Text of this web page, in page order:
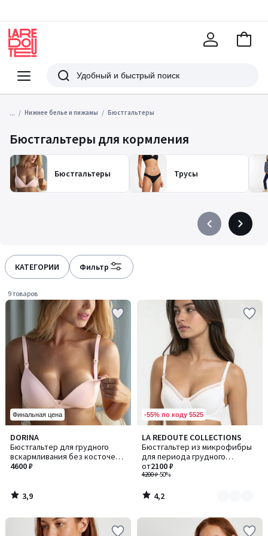
Меню
Redoute
Поиск
В
... Нижнее белье и пижамы Бюстгальтеры
Бюстгальтеры для кормления
Бюстгальтеры Трусы
PrécédentSuivant
КАТЕГОРИИ Фильтр
9 товаров
Финальная цена
DORINA
Бюстгальтер для грудного
вскармливания без косточек
May / Мэй
4600 ₽
3,9
/ 5
3,9
/
-55% по коду 5525
LA REDOUTE COLLECTIONS
Бюстгальтер из микрофибры
для периода грудного
вскармливания
4200 ₽-50%
от2100 ₽
4,2
/ 5
Количество
цветов:
2
4,2
/